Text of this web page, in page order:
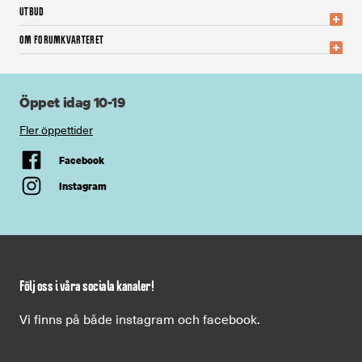
UTBUD
OM FORUMKVARTERET
Öppet idag 10-19
Fler öppettider
Facebook
Instagram
Följ oss i våra sociala kanaler!
Vi finns på både instagram och facebook.